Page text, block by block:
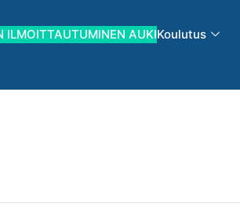
ILMOITTAUTUMINEN AUKIKoulutus